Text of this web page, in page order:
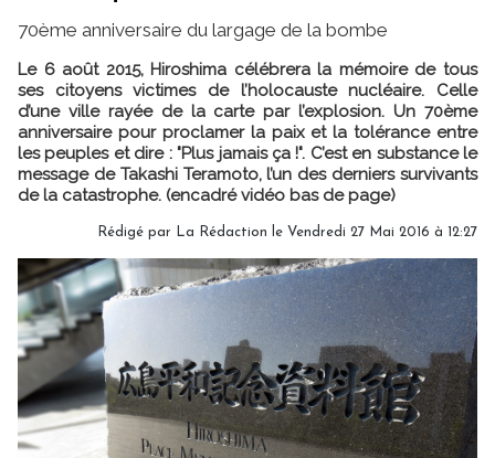
70ème anniversaire du largage de la bombe
Le 6 août 2015, Hiroshima célébrera la mémoire de tous
ses citoyens victimes de l’holocauste nucléaire. Celle
d’une ville rayée de la carte par l’explosion. Un 70ème
anniversaire pour proclamer la paix et la tolérance entre
les peuples et dire : "Plus jamais ça !". C’est en substance le
message de Takashi Teramoto, l’un des derniers survivants
de la catastrophe. (encadré vidéo bas de page)
Rédigé par La Rédaction le Vendredi 27 Mai 2016 à 12:27